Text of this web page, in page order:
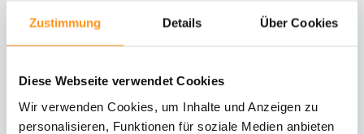
Zustimmung Details Über Cookies
Diese Webseite verwendet Cookies
Wir verwenden Cookies, um Inhalte und Anzeigen zu
personalisieren, Funktionen für soziale Medien anbieten
Informationen zur Rücksendung